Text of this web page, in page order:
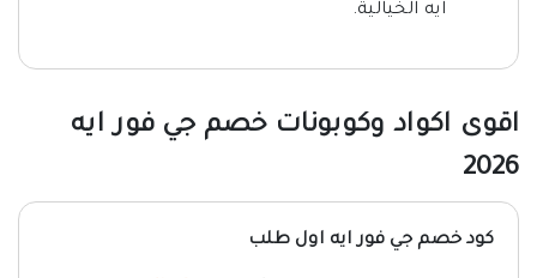
ايه الخيالية.
اقوى اكواد وكوبونات خصم جي فور ايه
2026
كود خصم جي فور ايه اول طلب